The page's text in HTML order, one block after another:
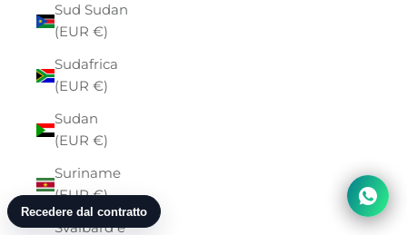
Sud Sudan
(EUR €)
Sudafrica
(EUR €)
Sudan
(EUR €)
Suriname
(EUR €)
Svalbard e